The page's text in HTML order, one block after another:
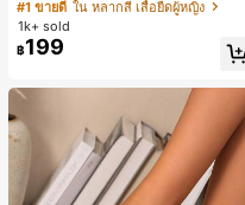
อวีปกเสื้อ ลายพิมพ์ดิจิทัลลายทาง สไตล์
สปอร์ตแฟชั่นมินิมอล ของขวัญสำหรับเ
พื่อน
#1 ขายดี ใน หลากสี เสื้อยืดผู้หญิง
1k+ sold
฿199